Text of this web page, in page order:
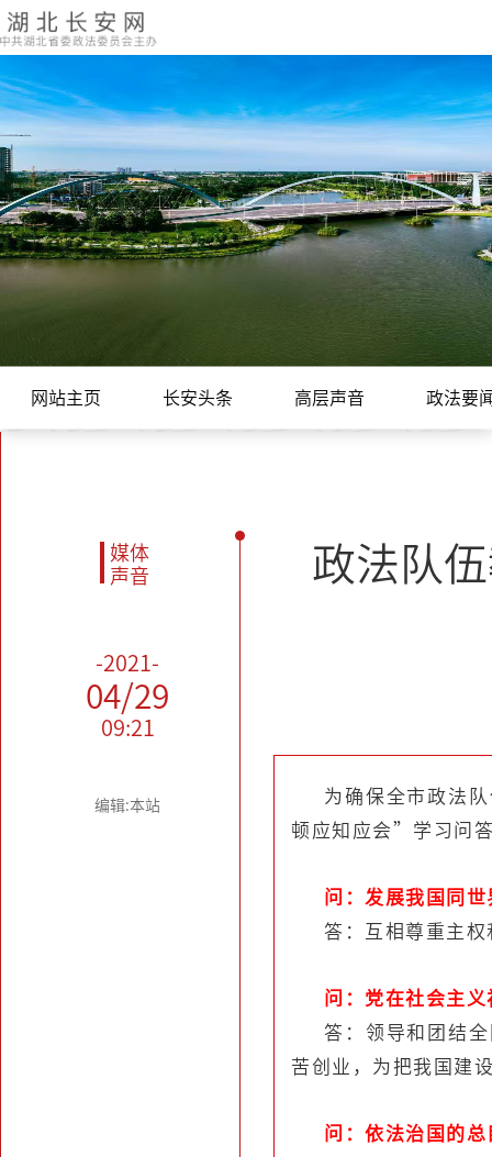
网站主页 长安头条 高层声音 政法要
媒体
声音
-2021-
04/29
09:21
编辑:本站
政法队
为确保全市政法
顿应知应会”学习问
问：发展我国同
答：互相尊重主
问： 党在社会主
答： 领导和团结
苦创业，为把我国建
问：依法治国的